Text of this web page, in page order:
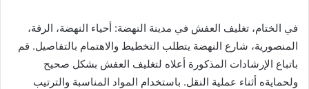
في الختام، تغليف العفش في مدينة النهضة: أحياء النهضة، الرقة،
المنصورية، شارع النهضة يتطلب التخطيط والاهتمام بالتفاصيل. قم
باتباع الإرشادات المذكورة أعلاه لتغليف العفش بشكل صحيح
ولحمايةه أثناء عملية النقل. باستخدام المواد المناسبة والترتيب